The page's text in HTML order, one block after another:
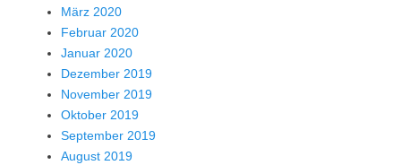
März 2020
Februar 2020
Januar 2020
Dezember 2019
November 2019
Oktober 2019
September 2019
August 2019